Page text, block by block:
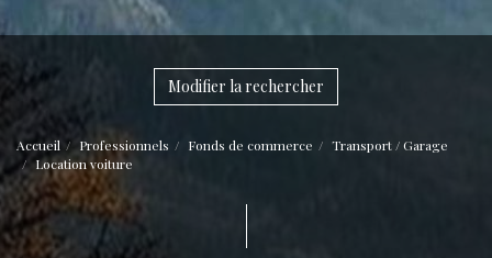
Modifier la rechercher
Accueil Professionnels Fonds de commerce
Transport / Garage
Location voiture